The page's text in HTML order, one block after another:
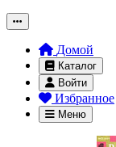
Домой
Каталог
Войти
Избранное
Меню